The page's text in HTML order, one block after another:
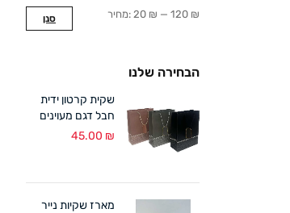
סנן מחיר: 20 ₪ — 120 ₪
הבחירה שלנו
שקית קרטון ידית
חבל דגם מעוינים
45.00 ₪
מארז שקיות נייר